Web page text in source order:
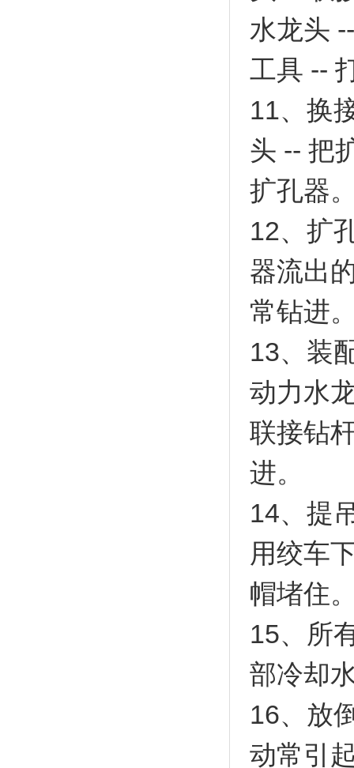
水龙头
工具 --
11、换
头 -- 把
扩孔器
12、扩
器流出
常钻进
13、装
动力水
联接钻
进。
14、提
用绞车
帽堵住
15、所
部冷却
16、放
动常引